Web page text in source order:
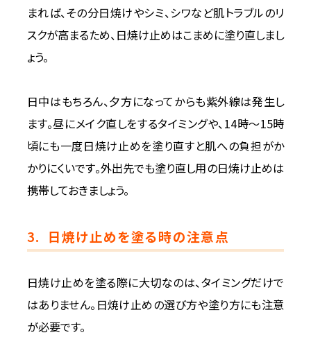
まれば、その分日焼けやシミ、シワなど肌トラブルのリ
スクが高まるため、日焼け止めはこまめに塗り直しまし
ょう。
日中はもちろん、夕方になってからも紫外線は発生し
ます。昼にメイク直しをするタイミングや、14時～15時
頃にも一度日焼け止めを塗り直すと肌への負担がか
かりにくいです。外出先でも塗り直し用の日焼け止めは
携帯しておきましょう。
3. 日焼け止めを塗る時の注意点
日焼け止めを塗る際に大切なのは、タイミングだけで
はありません。日焼け止めの選び方や塗り方にも注意
が必要です。